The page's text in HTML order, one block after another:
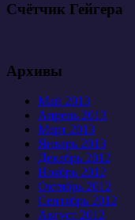
Счётчик Гейгера
Архивы
Май 2013
Апрель 2013
Март 2013
Январь 2013
Декабрь 2012
Ноябрь 2012
Октябрь 2012
Сентябрь 2012
Август 2012